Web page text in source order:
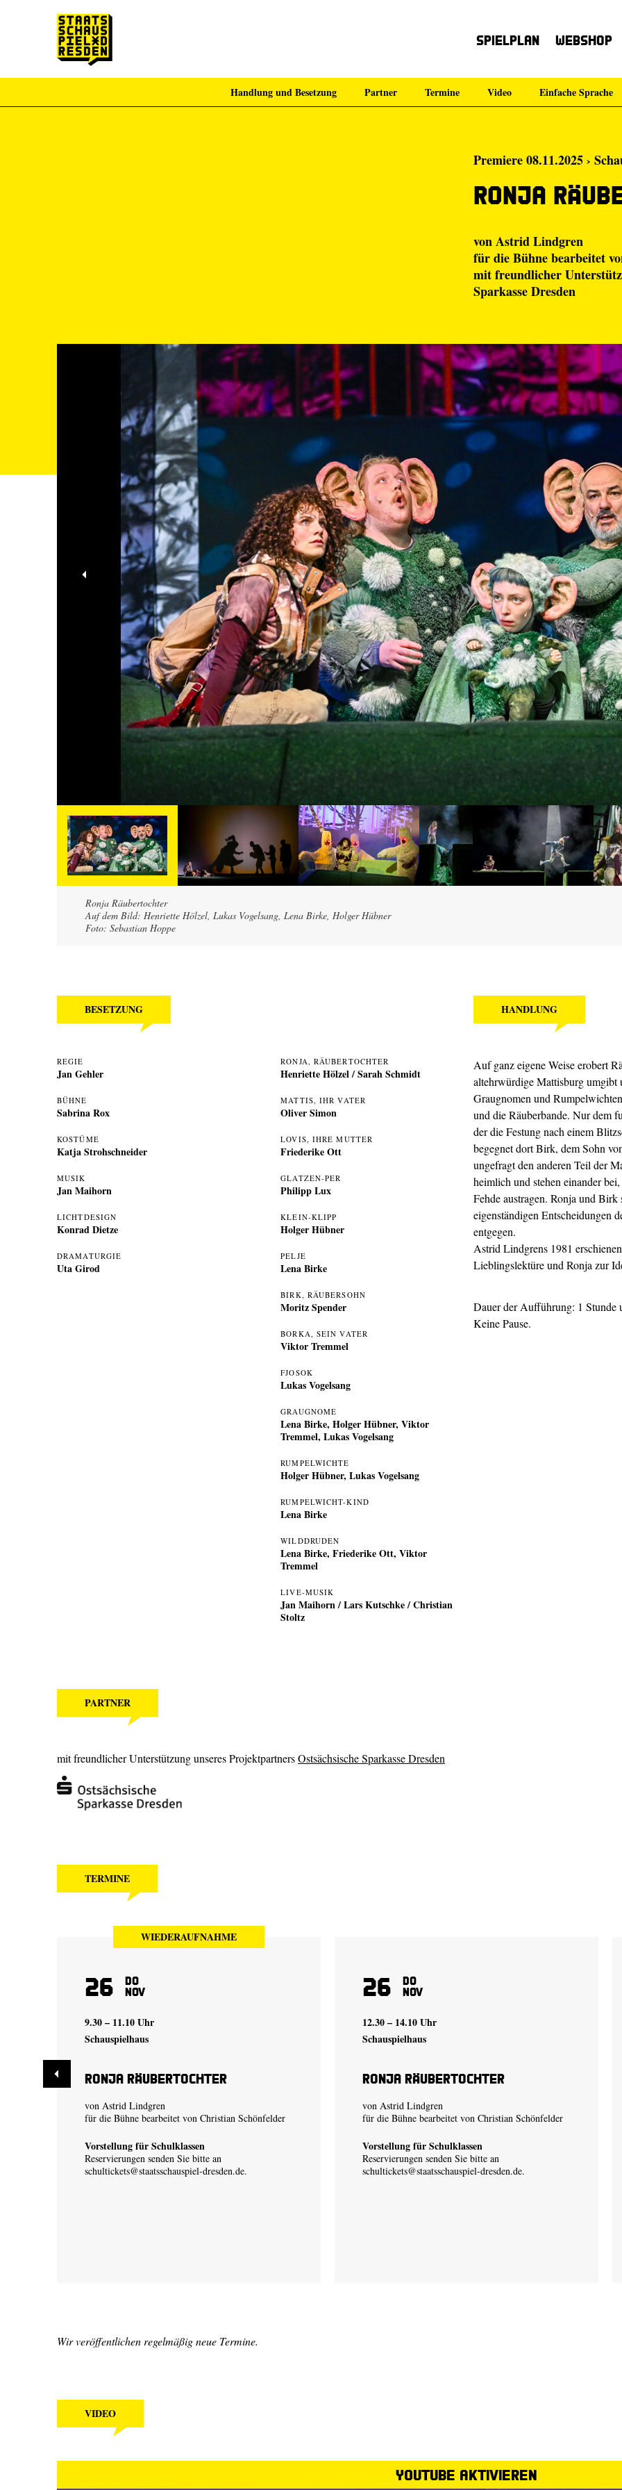
Spielplan Webshop
Handlung und Besetzung Partner Termine Video Einfache Sprache
Premiere 08.11.2025 ›
Ronja
von Astrid Lindgren
für die Bühne bearbeitet
mit freundlicher
Sparkasse Dresden
Ronja Räubertochter
Auf dem Bild: Henriette Hölzel, Lukas Vogelsang, Lena Birke, Holger Hübner
Foto: Sebastian Hoppe
BESETZUNG
REGIE
Jan Gehler
BÜHNE
Sabrina Rox
KOSTÜME
Katja Strohschneider
MUSIK
Jan Maihorn
LICHTDESIGN
Konrad Dietze
DRAMATURGIE
Uta Girod
RONJA, RÄUBERTOCHTER
Henriette Hölzel/Sarah Schmidt
MATTIS, IHR VATER
Oliver Simon
LOVIS, IHRE MUTTER
Friederike Ott
GLATZEN-PER
Philipp Lux
KLEIN-KLIPP
Holger Hübner
PELJE
Lena Birke
BIRK, RÄUBERSOHN
Moritz Spender
BORKA, SEIN VATER
Viktor Tremmel
FJOSOK
Lukas Vogelsang
GRAUGNOME
Lena Birke,Holger Hübner,Viktor
Tremmel,Lukas Vogelsang
RUMPELWICHTE
Holger Hübner,Lukas Vogelsang
RUMPELWICHT-KIND
Lena Birke
WILDDRUDEN
Lena Birke,Friederike Ott,Viktor
Tremmel
LIVE-MUSIK
Jan Maihorn/Lars Kutschke/Christian
Stoltz
HANDLUNG
Auf ganz eigene Weise erobert
altehrwürdige Mattisburg
Graugnomen und
und die Räuberbande. Nur dem
der die Festung nach einem
begegnet dort Birk, dem Sohn
ungefragt den anderen Teil der
heimlich und stehen einander
Fehde austragen. Ronja und
eigenständigen Entscheidungen
entgegen.
Astrid Lindgrens 1981
Lieblingslektüre und Ronja zur
Dauer der Aufführung: 1 Stunde
Keine Pause.
PARTNER
mit freundlicher Unterstützung unseres ProjektpartnersOstsächsische Sparkasse Dresden
TERMINE
WIEDERAUFNAHME
26 Do
Nov
9.30 – 11.10 Uhr
Schauspielhaus
Ronja Räubertochter
von Astrid Lindgren
für die Bühne bearbeitet von Christian Schönfelder
Vorstellung für Schulklassen
Reservierungen senden Sie bitte an
schultickets@staatsschauspiel-dresden.de.
26 Do
Nov
12.30 – 14.10 Uhr
Schauspielhaus
Ronja Räubertochter
von Astrid Lindgren
für die Bühne bearbeitet von Christian Schönfelder
Vorstellung für Schulklassen
Reservierungen senden Sie bitte an
schultickets@staatsschauspiel-dresden.de.
Wir veröffentlichen regelmäßig neue Termine.
VIDEO
YouTube aktivieren